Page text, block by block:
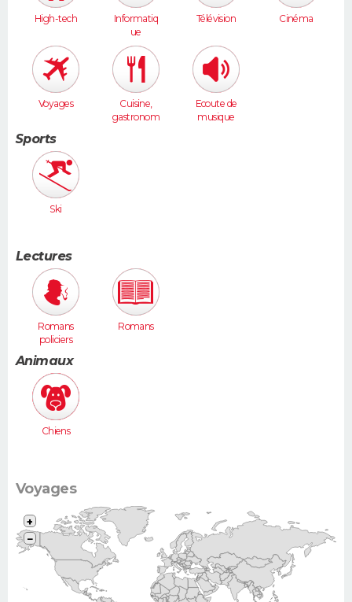
High-tech
Informatiq
ue
Télévision Cinéma
Voyages
Cuisine,
gastronom
Ecoute de
musique
Sports
Ski
Lectures
Romans
policiers
Romans
Animaux
Chiens
Voyages
+
−